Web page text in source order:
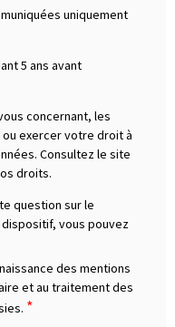
uniquement
5 ans avant
concernant, les
exercer votre droit à
Consultez le site
droits.
question sur le
vous pouvez
des mentions
et au traitement des
*